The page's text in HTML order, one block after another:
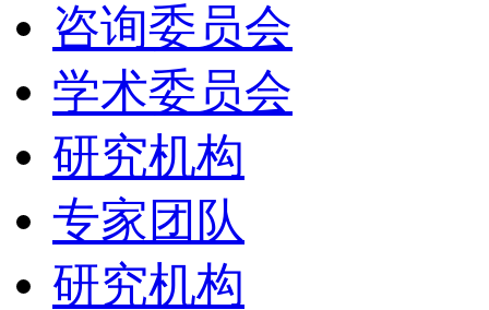
咨询委员会
学术委员会
研究机构
专家团队
研究机构